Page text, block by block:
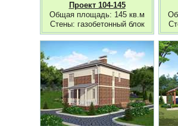
Проект 104-145
Общая площадь: 145 кв.м
Стены: газобетонный блок